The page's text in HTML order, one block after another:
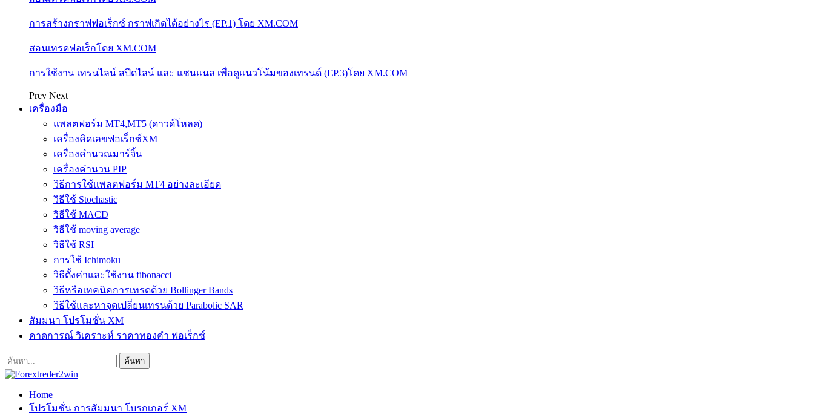
การสร้างกราฟฟอเร็กซ์ กราฟเกิดได้อย่างไร (EP.1) โดย XM.COM
สอนเทรดฟอเร็กโดย XM.COM
การใช้งาน เทรนไลน์ สปีดไลน์ และ แชนแนล เพื่อดูแนวโน้มของเทรนด์ (EP.3)โดย XM.COM
Prev Next
เครื่องมือ
แพลตฟอร์ม MT4,MT5 (ดาวด์โหลด)
เครื่องคิดเลขฟอเร็กซ์XM
เครื่องคำนวณมาร์จิ้น
เครื่องคำนวน PIP
วิธีการใช้แพลตฟอร์ม MT4 อย่างละเอียด
วิธีใช้ Stochastic
วิธีใช้ MACD
วิธีใช้ moving average
วิธีใช้ RSI
การใช้ Ichimoku
วิธีตั้งค่าและใช้งาน fibonacci
วิธีหรือเทคนิคการเทรดด้วย Bollinger Bands
วิธีใช้และหาจุดเปลี่ยนเทรนด้วย Parabolic SAR
สัมมนา โปรโมชั่น XM
คาดการณ์ วิเคราะห์ ราคาทองคำ ฟอเร็กซ์
Home
โปรโมชั่น การสัมมนา โบรกเกอร์ XM